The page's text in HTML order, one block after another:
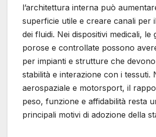
l’architettura interna può
superficie utile e creare canali per
dei fluidi. Nei dispositivi medicali, le
porose e controllate possono
per impianti e strutture che
stabilità e interazione con i tessuti.
aerospaziale e motorsport, il
peso, funzione e affidabilità resta
principali motivi di adozione della